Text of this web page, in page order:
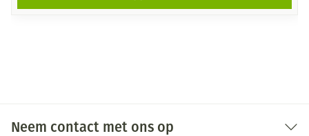
Neem contact met ons op